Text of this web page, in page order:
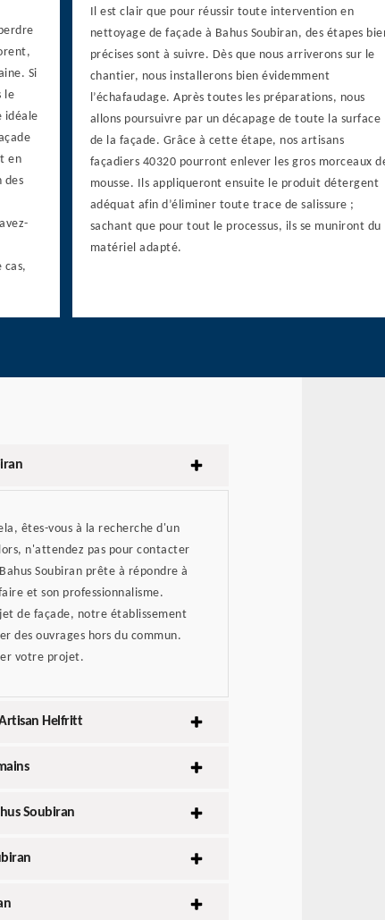
Si
le
idéale
en
des
cas,
Il est clair que pour réussir toute intervention en
nettoyage de façade à Bahus Soubiran, des étapes
précises sont à suivre. Dès que nous arriverons sur le
chantier, nous installerons bien évidemment
l’échafaudage. Après toutes les préparations, nous
allons poursuivre par un décapage de toute la surface
de la façade. Grâce à cette étape, nos artisans
façadiers 40320 pourront enlever les gros morceaux
mousse. Ils appliqueront ensuite le produit détergent
adéquat afin d’éliminer toute trace de salissure ;
sachant que pour tout le processus, ils se muniront du
matériel adapté.
êtes-vous à la recherche d'un
n'attendez pas pour contacter
Soubiran prête à répondre à
et son professionnalisme.
de façade, notre établissement
des ouvrages hors du commun.
votre projet.
Helfritt
Soubiran